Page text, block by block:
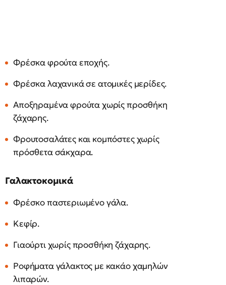
Φρέσκα φρούτα εποχής.
Φρέσκα λαχανικά σε ατομικές μερίδες.
Αποξηραμένα φρούτα χωρίς προσθήκη
ζάχαρης.
Φρουτοσαλάτες και κομπόστες χωρίς
πρόσθετα σάκχαρα.
Γαλακτοκομικά
Φρέσκο παστεριωμένο γάλα.
Κεφίρ.
Γιαούρτι χωρίς προσθήκη ζάχαρης.
Ροφήματα γάλακτος με κακάο χαμηλών
λιπαρών.